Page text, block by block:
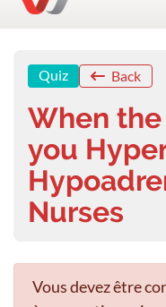
Quiz Back
When
you
Nurses
Vous devez être